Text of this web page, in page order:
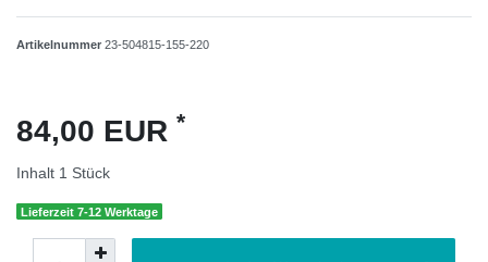
Artikelnummer 23-504815-155-220
84,00 EUR *
Inhalt 1 Stück
Lieferzeit 7-12 Werktage